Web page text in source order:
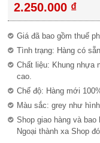
2.250.000 ₫
Giá đã bao gồm thuế
Tình trạng: Hàng có
Chất liệu: Khung nhựa
cao.
Chế độ: Hàng mới
Màu sắc: grey như
Shop giao hàng và
Ngoại thành xa Shop